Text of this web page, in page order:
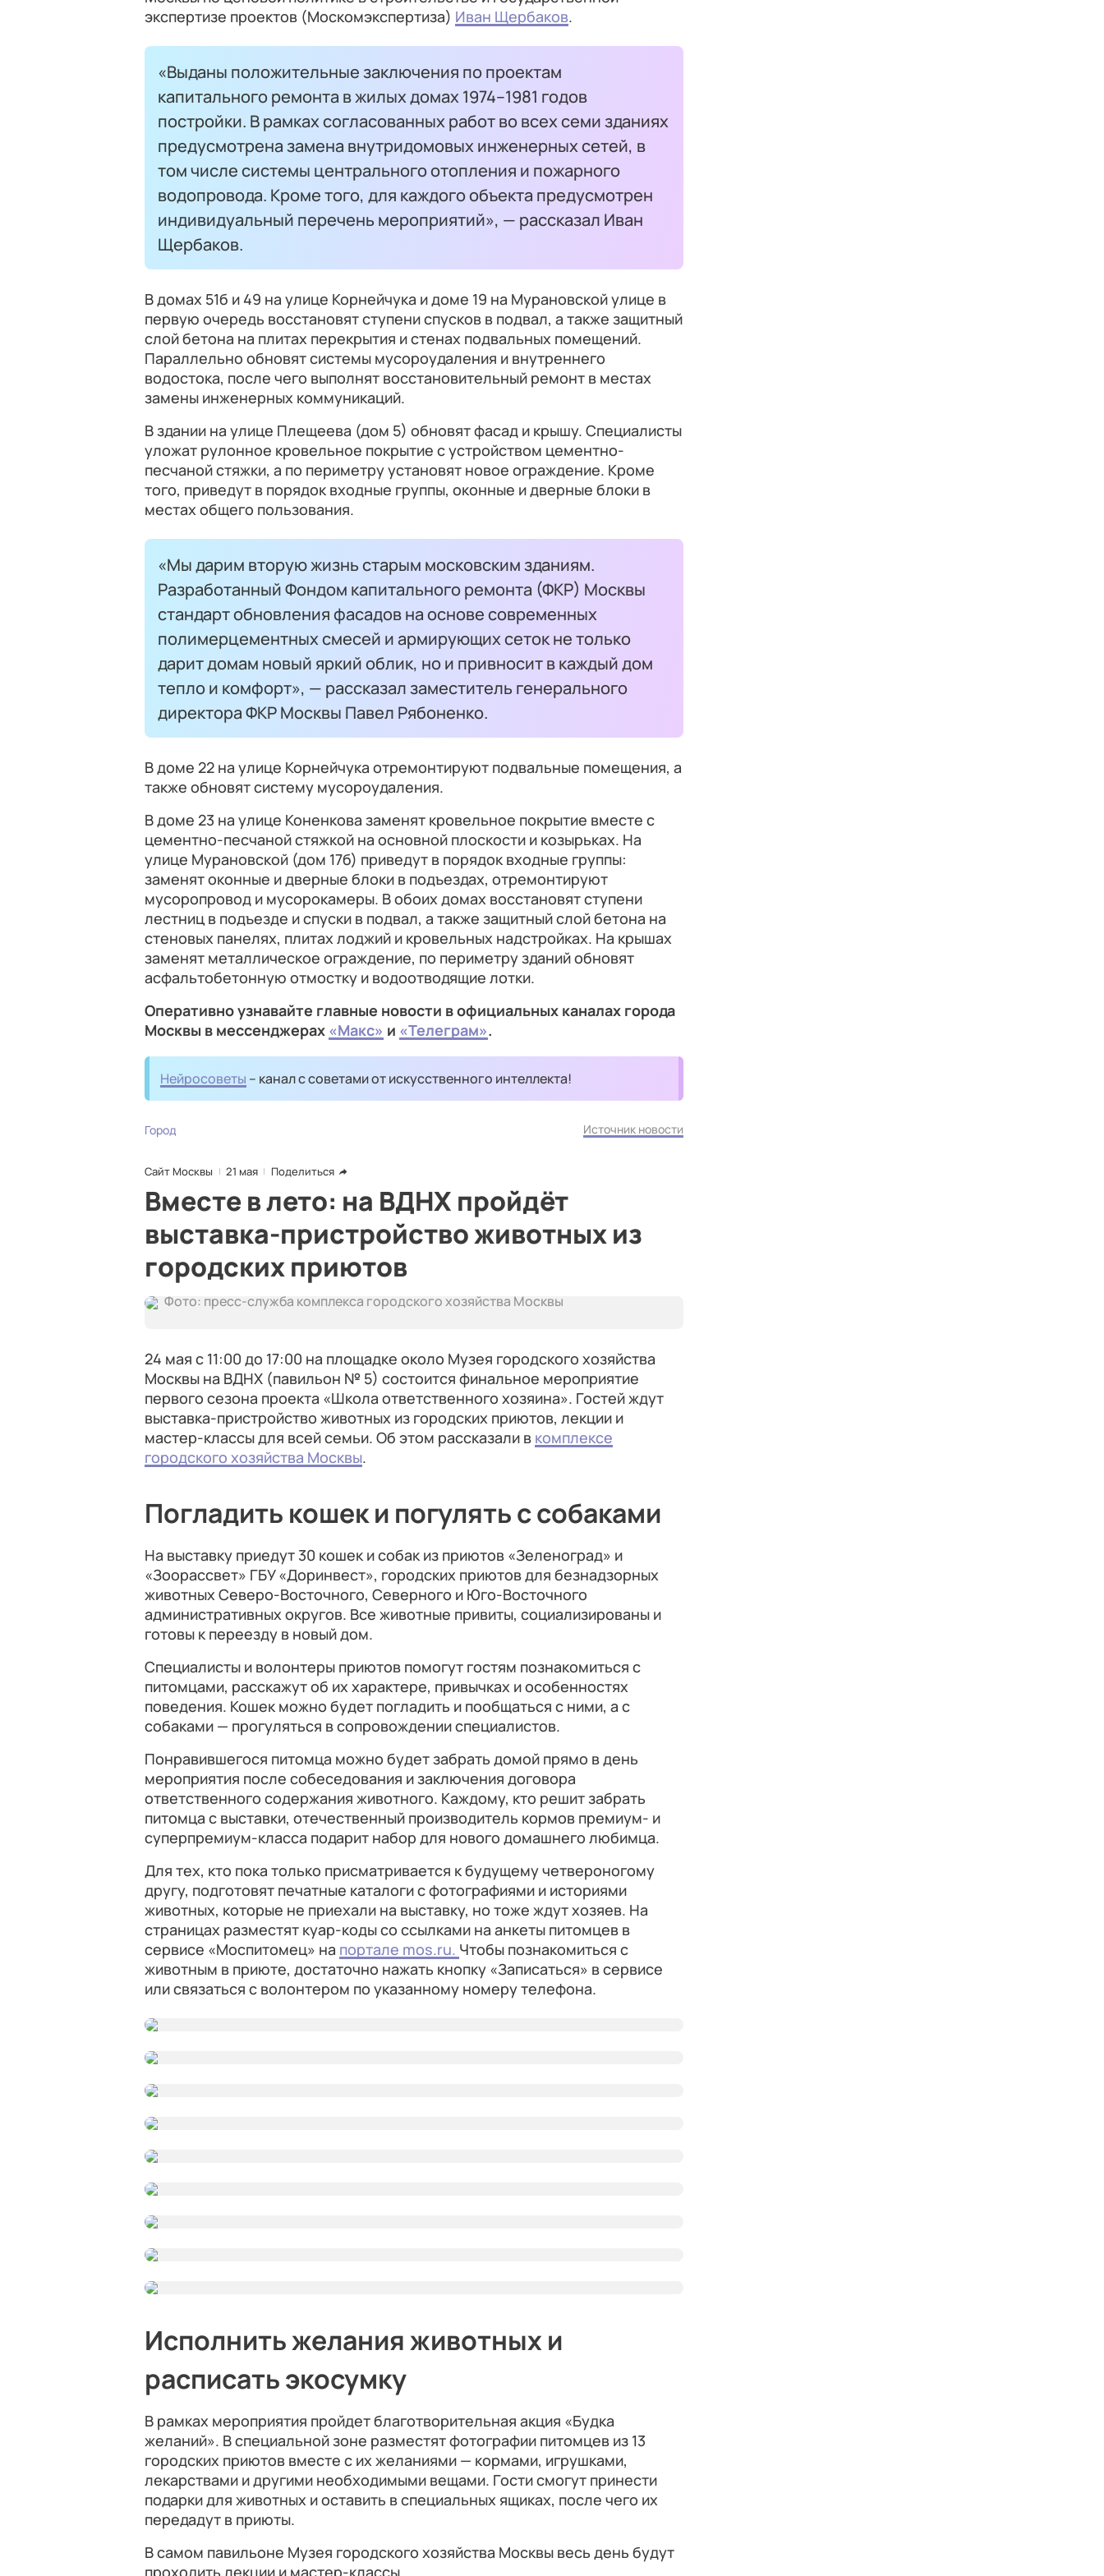
экспертизе проектов (Москомэкспертиза) Иван Щербаков.
«Выданы положительные заключения по проектам
капитального ремонта в жилых домах 1974–1981 годов
постройки. В рамках согласованных работ во всех семи зданиях
предусмотрена замена внутридомовых инженерных сетей, в
том числе системы центрального отопления и пожарного
водопровода. Кроме того, для каждого объекта предусмотрен
индивидуальный перечень мероприятий», — рассказал Иван
Щербаков.
В домах 51б и 49 на улице Корнейчука и доме 19 на Мурановской улице в
первую очередь восстановят ступени спусков в подвал, а также защитный
слой бетона на плитах перекрытия и стенах подвальных помещений.
Параллельно обновят системы мусороудаления и внутреннего
водостока, после чего выполнят восстановительный ремонт в местах
замены инженерных коммуникаций.
В здании на улице Плещеева (дом 5) обновят фасад и крышу. Специалисты
уложат рулонное кровельное покрытие с устройством цементно-
песчаной стяжки, а по периметру установят новое ограждение. Кроме
того, приведут в порядок входные группы, оконные и дверные блоки в
местах общего пользования.
«Мы дарим вторую жизнь старым московским зданиям.
Разработанный Фондом капитального ремонта (ФКР) Москвы
стандарт обновления фасадов на основе современных
полимерцементных смесей и армирующих сеток не только
дарит домам новый яркий облик, но и привносит в каждый дом
тепло и комфорт», — рассказал заместитель генерального
директора ФКР Москвы Павел Рябоненко.
В доме 22 на улице Корнейчука отремонтируют подвальные помещения, а
также обновят систему мусороудаления.
В доме 23 на улице Коненкова заменят кровельное покрытие вместе с
цементно-песчаной стяжкой на основной плоскости и козырьках. На
улице Мурановской (дом 17б) приведут в порядок входные группы:
заменят оконные и дверные блоки в подъездах, отремонтируют
мусоропровод и мусорокамеры. В обоих домах восстановят ступени
лестниц в подъезде и спуски в подвал, а также защитный слой бетона на
стеновых панелях, плитах лоджий и кровельных надстройках. На крышах
заменят металлическое ограждение, по периметру зданий обновят
асфальтобетонную отмостку и водоотводящие лотки.
Оперативно узнавайте главные новости в официальных каналах города
Москвы в мессенджерах «Макс» и «Телеграм».
Нейросоветы – канал с советами от искусственного интеллекта!
Город Источник новости
Сайт Москвы 21 мая Поделиться
Вместе в лето: на ВДНХ пройдёт
выставка-пристройство животных из
городских приютов
Фото: пресс-служба комплекса городского хозяйства Москвы
24 мая с 11:00 до 17:00 на площадке около Музея городского хозяйства
Москвы на ВДНХ (павильон № 5) состоится финальное мероприятие
первого сезона проекта «Школа ответственного хозяина». Гостей ждут
выставка-пристройство животных из городских приютов, лекции и
мастер-классы для всей семьи. Об этом рассказали в комплексе
городского хозяйства Москвы.
Погладить кошек и погулять с собаками
На выставку приедут 30 кошек и собак из приютов «Зеленоград» и
«Зоорассвет» ГБУ «Доринвест», городских приютов для безнадзорных
животных Северо-Восточного, Северного и Юго-Восточного
административных округов. Все животные привиты, социализированы и
готовы к переезду в новый дом.
Специалисты и волонтеры приютов помогут гостям познакомиться с
питомцами, расскажут об их характере, привычках и особенностях
поведения. Кошек можно будет погладить и пообщаться с ними, а с
собаками — прогуляться в сопровождении специалистов.
Понравившегося питомца можно будет забрать домой прямо в день
мероприятия после собеседования и заключения договора
ответственного содержания животного. Каждому, кто решит забрать
питомца с выставки, отечественный производитель кормов премиум- и
суперпремиум-класса подарит набор для нового домашнего любимца.
Для тех, кто пока только присматривается к будущему четвероногому
другу, подготовят печатные каталоги с фотографиями и историями
животных, которые не приехали на выставку, но тоже ждут хозяев. На
страницах разместят куар-коды со ссылками на анкеты питомцев в
сервисе «Моспитомец» на портале mos.ru. Чтобы познакомиться с
животным в приюте, достаточно нажать кнопку «Записаться» в сервисе
или связаться с волонтером по указанному номеру телефона.
Исполнить желания животных и
расписать экосумку
В рамках мероприятия пройдет благотворительная акция «Будка
желаний». В специальной зоне разместят фотографии питомцев из 13
городских приютов вместе с их желаниями — кормами, игрушками,
лекарствами и другими необходимыми вещами. Гости смогут принести
подарки для животных и оставить в специальных ящиках, после чего их
передадут в приюты.
В самом павильоне Музея городского хозяйства Москвы весь день будут
проходить лекции и мастер-классы.